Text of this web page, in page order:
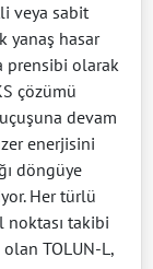
veya sabit
yanaş hasar
prensibi olarak
çözümü
devam
enerjisini
döngüye
Her türlü
noktası takibi
TOLUN-L,